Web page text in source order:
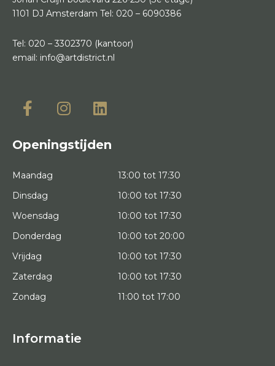
1101 DJ Amsterdam Tel: 020 – 6090386
Tel: 020 – 3302370 (kantoor)
email: info@artdistrict.nl
Openingstijden
Maandag
13:00 tot 17:30
Dinsdag
10:00 tot 17:30
Woensdag
10:00 tot 17:30
Donderdag
10:00 tot 20:00
Vrijdag
10:00 tot 17:30
Zaterdag
10:00 tot 17:30
Zondag
11:00 tot 17:00
Informatie